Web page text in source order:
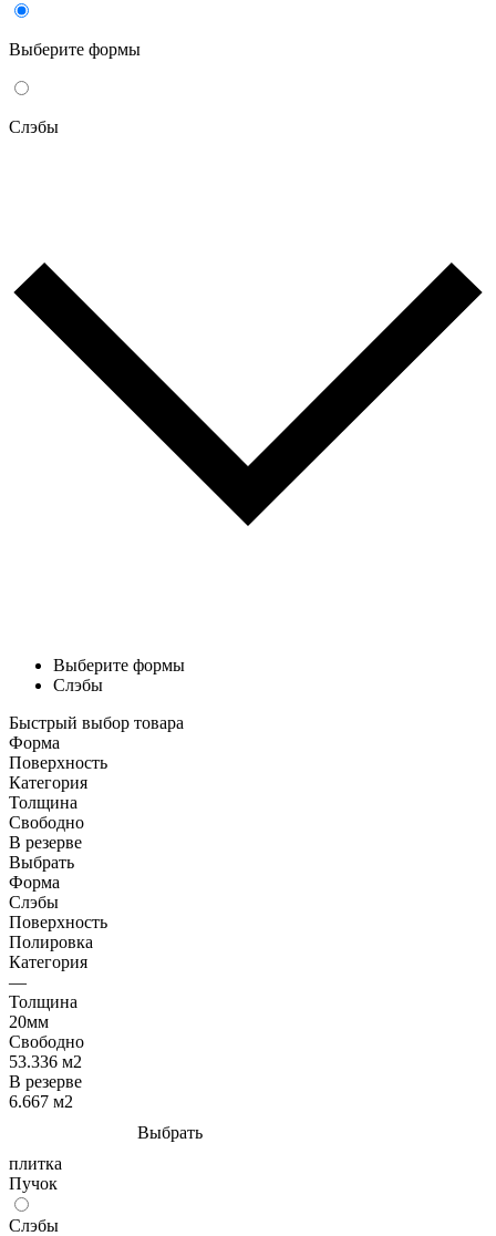
Выберите формы
Слэбы
Выберите формы
Слэбы
Быстрый выбор товара
Форма
Поверхность
Категория
Толщина
Свободно
В резерве
Выбрать
Форма
Слэбы
Поверхность
Полировка
Категория
—
Толщина
20мм
Свободно
53.336 м2
В резерве
6.667 м2
Выбрать
плитка
Пучок
Слэбы